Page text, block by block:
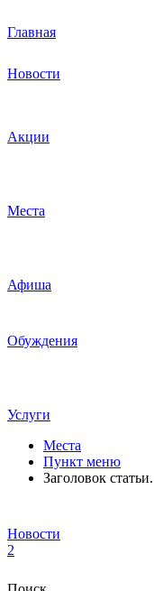
Главная
Новости
Акции
Места
Афиша
Обуждения
Услуги
Места
Пункт меню
Заголовок
Новости
2